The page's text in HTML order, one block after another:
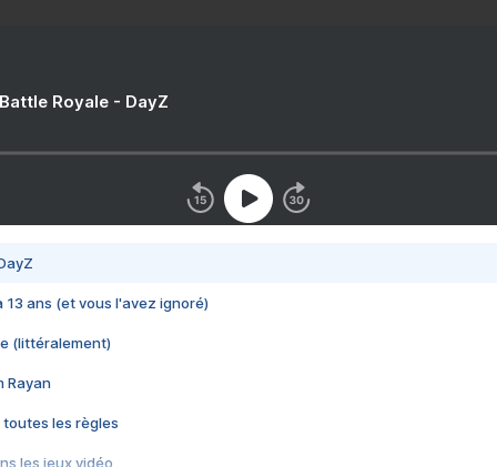
Royale - DayZ
13 ans (et vous l'avez ignoré)
(littéralement)
Rayan
toutes les règles
les jeux vidéo